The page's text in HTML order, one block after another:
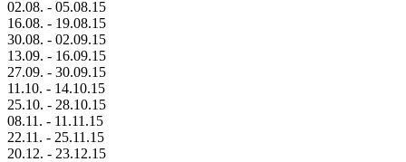
02.08. - 05.08.15
16.08. - 19.08.15
30.08. - 02.09.15
13.09. - 16.09.15
27.09. - 30.09.15
11.10. - 14.10.15
25.10. - 28.10.15
08.11. - 11.11.15
22.11. - 25.11.15
20.12. - 23.12.15